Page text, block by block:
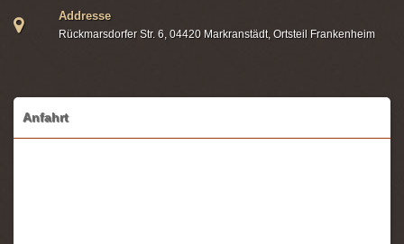
Addresse
Rückmarsdorfer Str. 6, 04420 Markranstädt, Ortsteil Frankenheim
Anfahrt